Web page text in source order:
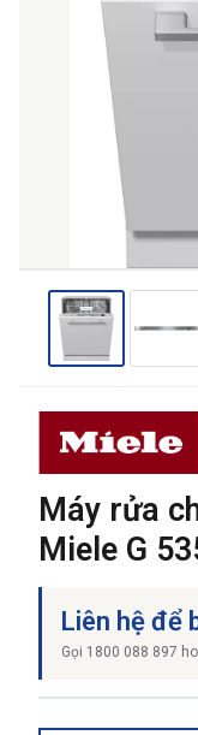
THƯƠNG HIỆU
→ GỬI
Máy rửa
Miele G
Liên hệ để
Gọi 1800 088 897